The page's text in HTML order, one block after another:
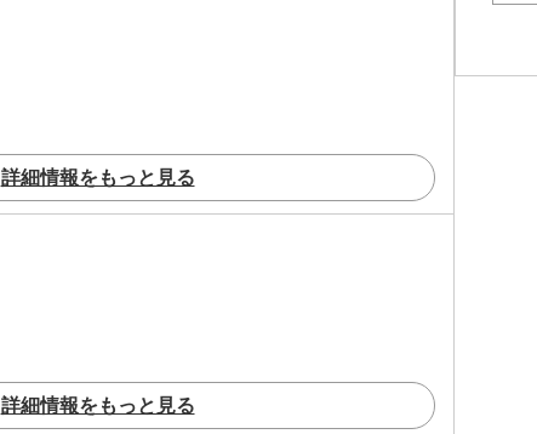
詳細情報をもっと見る
詳細情報をもっと見る